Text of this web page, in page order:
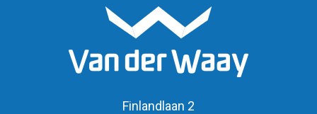
Finlandlaan 2